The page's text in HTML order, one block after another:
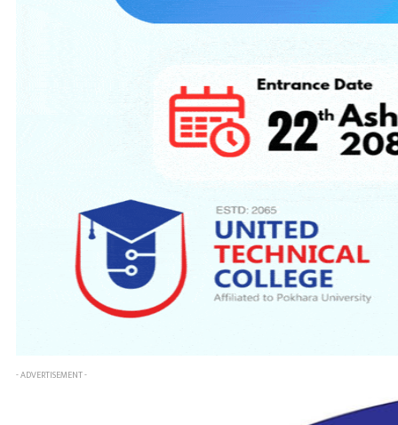
- ADVERTISEMENT -